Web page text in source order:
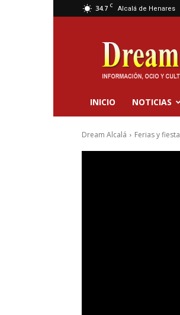
34.7 C Alcalá de Henares
Dream
Alcalá
INICIO NOTICIAS
Dream Alcalá Ferias y